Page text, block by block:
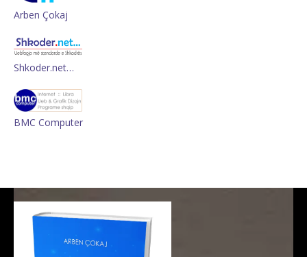
Arben Çokaj
Shkoder.net…
BMC Computer